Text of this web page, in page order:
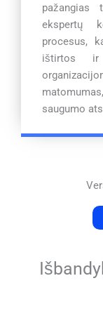
pažangias
ekspertų
procesus,
ištirtos ir
saugumo